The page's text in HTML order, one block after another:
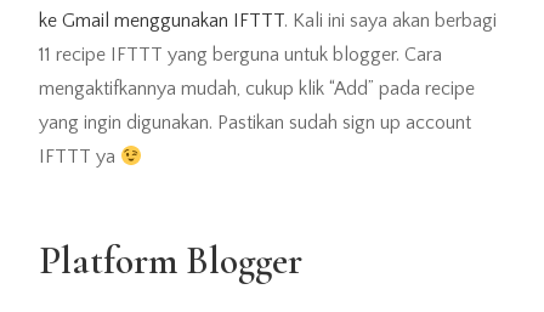
ke Gmail menggunakan IFTTT. Kali ini saya akan berbagi
11 recipe IFTTT yang berguna untuk blogger. Cara
mengaktifkannya mudah, cukup klik “Add” pada recipe
yang ingin digunakan. Pastikan sudah sign up account
IFTTT ya
Platform Blogger